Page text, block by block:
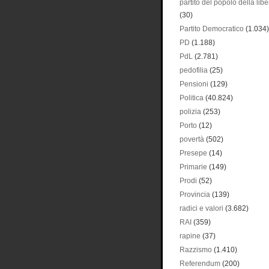
partito del popolo della
(30)
Partito Democratico (1.034)
PD (1.188)
PdL (2.781)
pedofilia (25)
Pensioni (129)
Politica (40.824)
polizia (253)
Porto (12)
povertà (502)
Presepe (14)
Primarie (149)
Prodi (52)
Provincia (139)
radici e valori (3.682)
RAI (359)
rapine (37)
Razzismo (1.410)
Referendum (200)